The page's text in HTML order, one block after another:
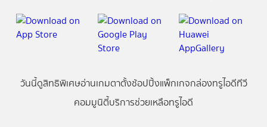
วันนี้ดูสิทธิพิเศษอ่านเกมตาตั้งช้อปปิ้งแพ็กเกจกล่องทรูไอดีทีวี
คอมมูนิตี้บริการช่วยเหลือทรูไอดี